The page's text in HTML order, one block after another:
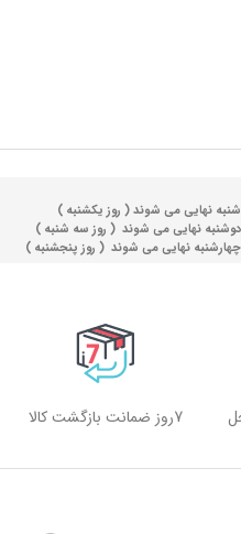
( روز یکشنبه )
( روز سه شنبه )
) روز پنجشنبه )
7روز ضمانت بازگشت کالا